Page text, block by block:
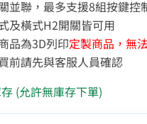
網
站
並聯，最多支援8組按鍵控
及橫式H2開關皆可用
品為3D列印定製商品，無
前請先與客服人員確認
(允許無庫存下單)